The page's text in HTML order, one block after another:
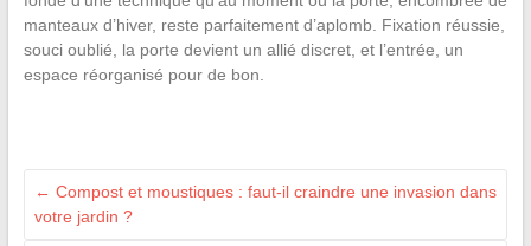
manteaux d’hiver, reste parfaitement d’aplomb. Fixation réussie,
souci oublié, la porte devient un allié discret, et l’entrée, un
espace réorganisé pour de bon.
← Compost et moustiques : faut-il craindre une invasion dans
votre jardin ?